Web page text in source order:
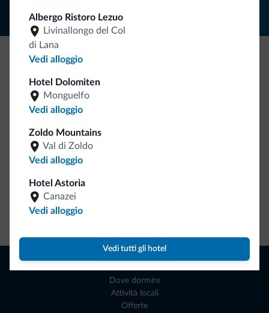
Albergo Ristoro Lezuo
Livinallongo del Col
di Lana
Vedi alloggio
Hotel Dolomiten
Monguelfo
Vedi alloggio
Zoldo Mountains
Val di Zoldo
Vedi alloggio
Hotel Astoria
Canazei
Vedi alloggio
Vedi tutti gli hotel
Ce l'avete chiesto in tanti. Ecco la nuova collezione firmata
Dolomiti.it!
Naviga
Dove dormire
Attività locali
Offerte